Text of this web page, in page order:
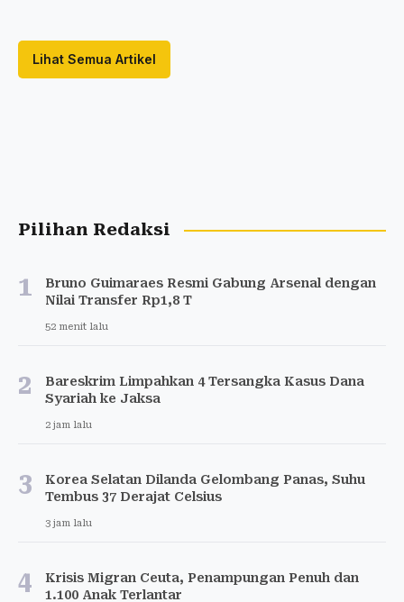
Lihat Semua Artikel
Pilihan Redaksi
1
Bruno Guimaraes Resmi Gabung Arsenal dengan
Nilai Transfer Rp1,8 T
52 menit lalu
2
Bareskrim Limpahkan 4 Tersangka Kasus Dana
Syariah ke Jaksa
2 jam lalu
3
Korea Selatan Dilanda Gelombang Panas, Suhu
Tembus 37 Derajat Celsius
3 jam lalu
4
Krisis Migran Ceuta, Penampungan Penuh dan
1.100 Anak Terlantar